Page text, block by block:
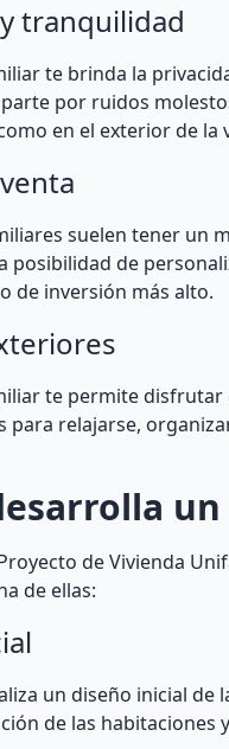
tranquilidad
te brinda la
por ruidos
en el exterior de la
suelen tener un
posibilidad de
de inversión más alto.
te permite
para relajarse,
de Vivienda
de ellas:
un diseño inicial
de las habitaciones